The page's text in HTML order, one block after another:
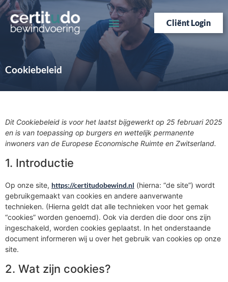
Cliënt Login
Cookiebeleid
Dit Cookiebeleid is voor het laatst bijgewerkt op 25 februari 2025
en is van toepassing op burgers en wettelijk permanente
inwoners van de Europese Economische Ruimte en Zwitserland.
1. Introductie
Op onze site, https://certitudobewind.nl (hierna: “de site”) wordt
gebruikgemaakt van cookies en andere aanverwante
technieken. (Hierna geldt dat alle technieken voor het gemak
“cookies” worden genoemd). Ook via derden die door ons zijn
ingeschakeld, worden cookies geplaatst. In het onderstaande
document informeren wij u over het gebruik van cookies op onze
site.
2. Wat zijn cookies?